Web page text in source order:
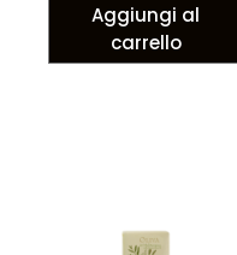
Aggiungi al
carrello